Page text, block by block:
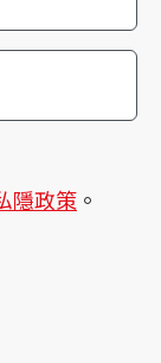
隱政策 。